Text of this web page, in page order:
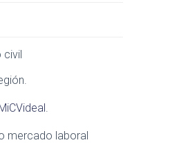
civil
.
mercado laboral